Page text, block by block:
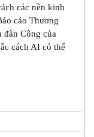
các nền kinh
cáo Thương
đàn Công của
cách AI có thể